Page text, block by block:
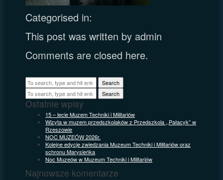
Categorised in:
This post was written by admin
Comments are closed here.
Search
Search
Ostatnie wpisy
15 – lecie Muzem Techniki i Militariów
Wizyta w muzem przedszkolaków z Przedszkola ,,Pałacyk” w
Rzeszowie
NOC MUZEÓW 2026r.
Kolejne edycje zwiedzania Muzeum Techniki i Militariów oraz
schronu Marysieńka
Noc Muzeów w Muzeum Techniki i Militariów
Najnowsze komentarze